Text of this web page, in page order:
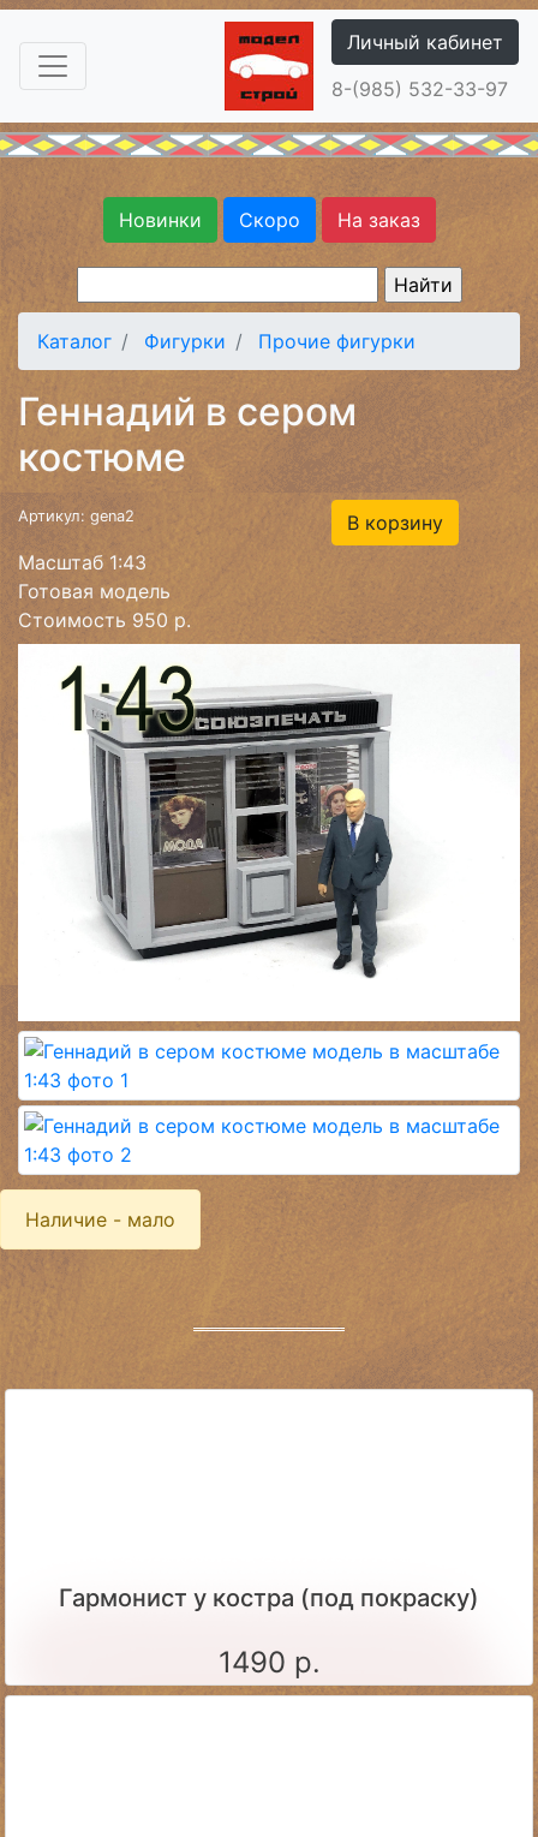
Личный кабинет
8-(985) 532-33-97
Новинки Скоро На заказ
Каталог Фигурки Прочие фигурки
Геннадий в сером
костюме
Артикул: gena2
Масштаб 1:43
Готовая модель
Стоимость 950 р.
В корзину
Наличие - мало
Гармонист у костра (под покраску)
1490 р.